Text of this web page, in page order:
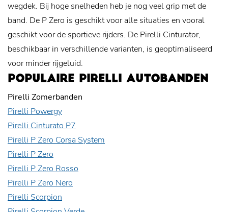
wegdek. Bij hoge snelheden heb je nog veel grip met de
band. De P Zero is geschikt voor alle situaties en vooral
geschikt voor de sportieve rijders. De Pirelli Cinturator,
beschikbaar in verschillende varianten, is geoptimaliseerd
voor minder rijgeluid.
POPULAIRE PIRELLI AUTOBANDEN
Pirelli Zomerbanden
Pirelli Powergy
Pirelli Cinturato P7
Pirelli P Zero Corsa System
Pirelli P Zero
Pirelli P Zero Rosso
Pirelli P Zero Nero
Pirelli Scorpion